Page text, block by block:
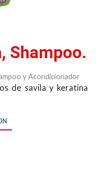
Shampoo.
y Acondicionador
de savila y keratina